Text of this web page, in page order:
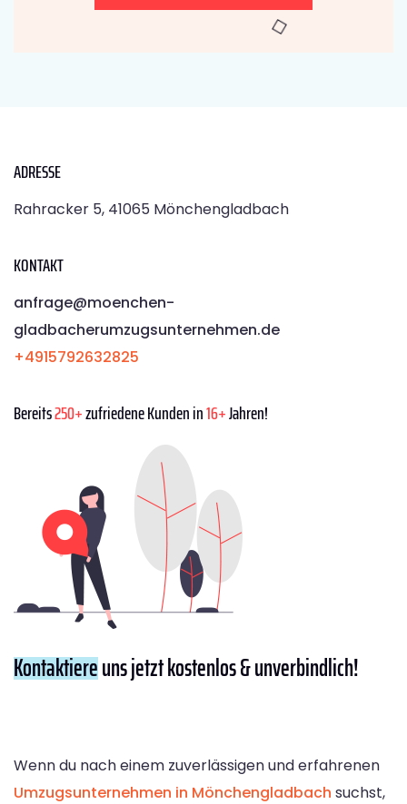
ADRESSE
Rahracker 5, 41065 Mönchengladbach
KONTAKT
anfrage@moenchen­
gladbacherumzugsunternehmen.de
+4915792632825
Bereits250+zufriedene Kunden in16+Jahren!
Kontaktiereuns jetzt kostenlos & unverbindlich!
Wenn du nach einem zuverlässigen und erfahrenen
Umzugsunternehmen in Mönchengladbach suchst,